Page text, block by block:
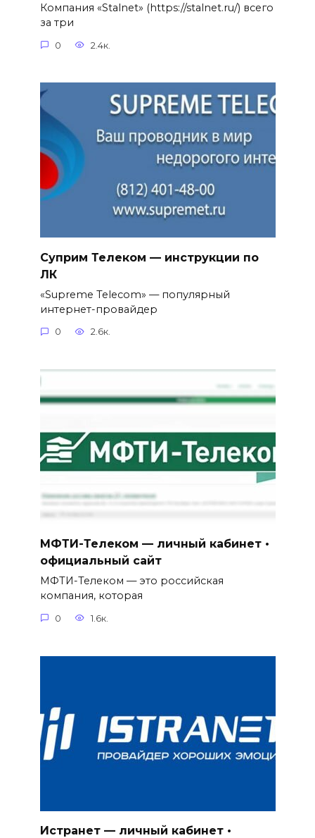
Компания «Stalnet» (https://stalnet.ru/) всего
за три
0 2.4к.
Суприм Телеком — инструкции по
ЛК
«Supreme Telecom» — популярный
интернет-провайдер
0 2.6к.
МФТИ-Телеком — личный кабинет •
официальный сайт
МФТИ-Телеком — это российская
компания, которая
0 1.6к.
Истранет — личный кабинет •